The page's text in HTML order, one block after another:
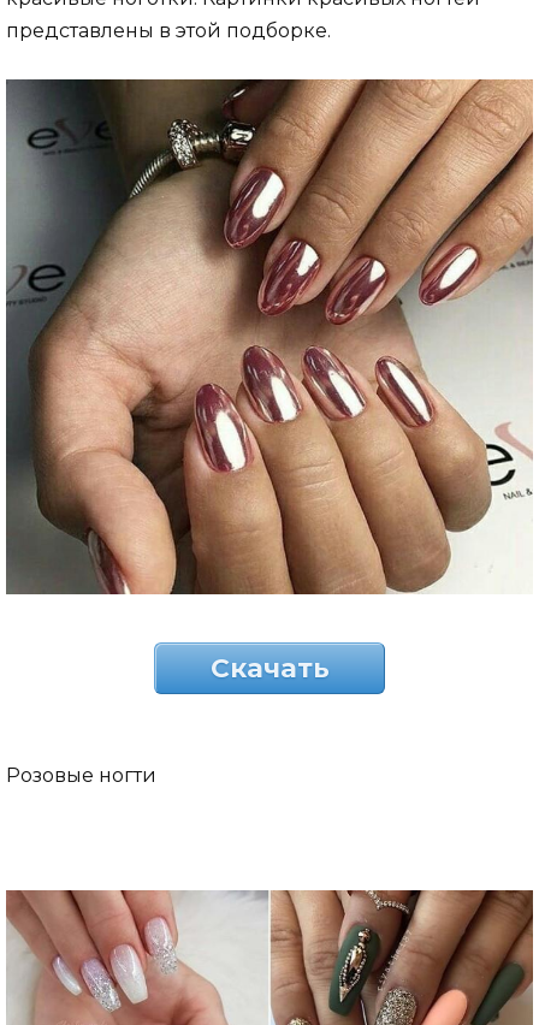
представлены в этой подборке.
Скачать
Розовые ногти